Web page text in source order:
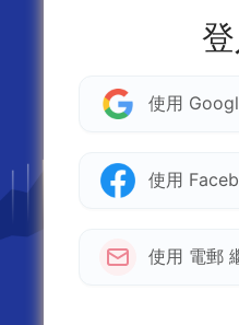
使用
使用
使用 電郵